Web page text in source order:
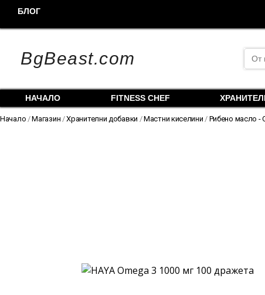
БЛОГ
BgBeast.com for:
НАЧАЛО FITNESS CHEF
Начало /Магазин /Хранителни добавки /Мастни киселини / Рибено масло -